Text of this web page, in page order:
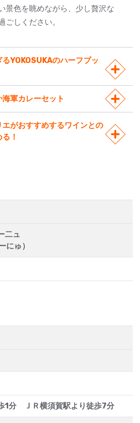
景色を眺めながら、少し贅沢な
ごしください。
るYOKOSUKAのハーフブッ
海軍カレーセット
エがおすすめするワインとの
！
二ュ
にゅ）
1分 ＪＲ横須賀駅より徒歩7分